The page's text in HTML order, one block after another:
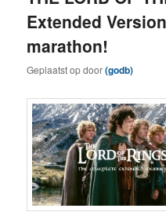
Extended
marathon!
Geplaatst opdoor(godb)